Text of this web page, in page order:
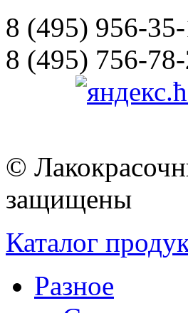
8 (495) 956-
8 (495) 756-
©
защищены
Каталог
Разное